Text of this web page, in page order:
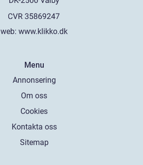
web: www.klikko.dk
Menu
Annonsering
Om oss
Cookies
Kontakta oss
Sitemap